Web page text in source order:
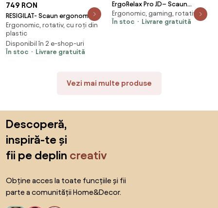
749 RON
RESIGILAT- Scaun ergonomic,
functie translatie sezut,
cotiere reglabile 3D, tetiera 3D,
suport lombar 3D Adaptive,
pivotant, suport picioare, Gri
Ergonomic, rotativ, cu roți din
plastic
Disponibil în 2 e-shop-uri
În stoc
Livrare gratuită
ErgoRelax Pro JD– Scaun
Gaming Ergonomic, Masaj
Lombar si Incalzire, Spătar
Ergonomic, gaming, rotativ
În stoc
Livrare gratuită
Vezi mai multe produse
Descoperă,
inspiră-te și
fii pe deplin creativ
Obține acces la toate funcțiile și fii
parte a comunității Home&Decor.